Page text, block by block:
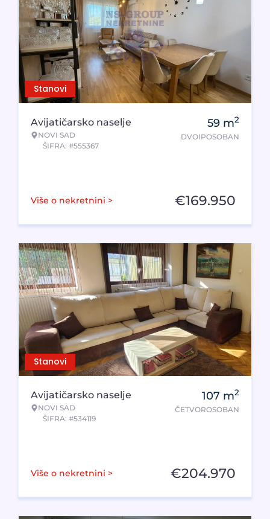
Stanovi
Avijatičarsko naselje
NOVI SAD
ŠIFRA: #555367
59 m2
DVOIPOSOBAN
Više o nekretnini > €169.950
Stanovi
Avijatičarsko naselje
NOVI SAD
ŠIFRA: #534119
107 m2
ČETVOROSOBAN
Više o nekretnini > €204.970